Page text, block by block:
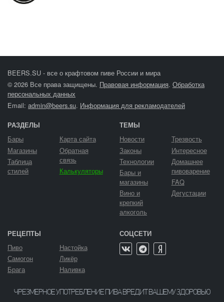
BEERS.SU - все о крафтовом пиве России и мира
© 2026 Все права защищены. Правовая информация. Обработка
персональных данных
Email: admin@beers.su. Информация для рекламодателей
РАЗДЕЛЫ
Бары
Магазины
Таблица
стилей
Карта сайта
Обратная
связь
Калькуляторы
ТЕМЫ
Новости
Законы
Технологии
Бары и
магазины
Вино и
крепкий
алкоголь
Трезвость
Интересное
Домашнее
пивоварение
FAQ
Дегустации
РЕЦЕПТЫ
Пиво
Самогон
Брага
Настойка
Ликёр
Наливка
СОЦСЕТИ
ЧРЕЗМЕРНОЕ УПОТРЕБЛЕНИЕ ПИВА ВРЕДИТ ВАШЕМУ ЗДОРОВЬЮ